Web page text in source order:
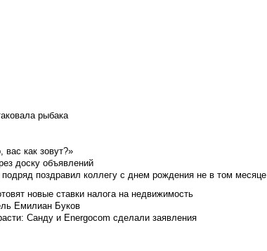
рыбака
вас как зовут?»
доску объявлений
поздравил коллегу с днем рождения не в том месяце
новые ставки налога на недвижимость
Емилиан Буков
Санду и Energocom сделали заявления